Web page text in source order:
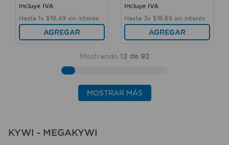
Incluye IVA
Hasta 1x $19 49 sin interés
AGREGAR
Incluye IVA
Hasta 3x $16 65 sin interés
AGREGAR
Mostrando 12 de 92
MOSTRAR MÁS
KYWI - MEGAKYWI